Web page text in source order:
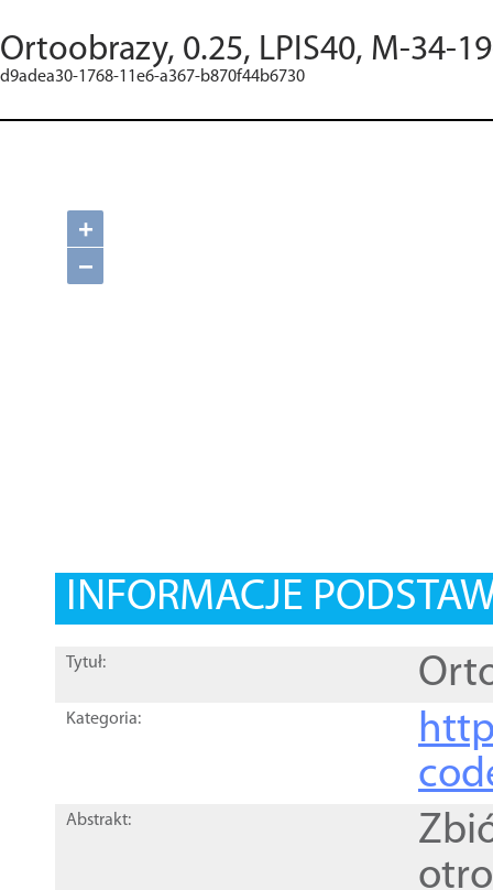
Ortoobrazy, 0.25, LPIS40, M-34-
d9adea30-1768-11e6-a367-b870f44b6730
+
−
INFORMACJE
Tytuł:
Kategoria:
Abstrakt: